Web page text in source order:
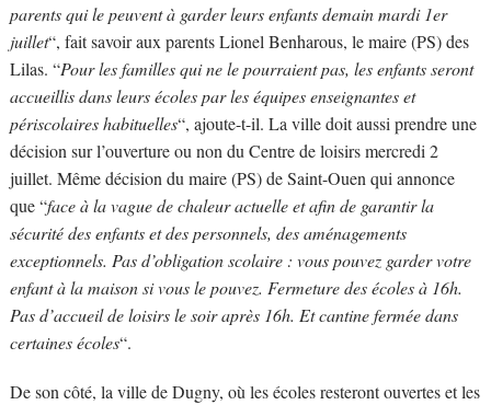
parents qui le peuvent à garder leurs enfants demain mardi 1er
juillet“, fait savoir aux parents Lionel Benharous, le maire (PS) des
Lilas. “Pour les familles qui ne le pourraient pas, les enfants seront
accueillis dans leurs écoles par les équipes enseignantes et
périscolaires habituelles“, ajoute-t-il. La ville doit aussi prendre une
décision sur l’ouverture ou non du Centre de loisirs mercredi 2
juillet. Même décision du maire (PS) de Saint-Ouen qui annonce
que “face à la vague de chaleur actuelle et afin de garantir la
sécurité des enfants et des personnels, des aménagements
exceptionnels. Pas d’obligation scolaire : vous pouvez garder votre
enfant à la maison si vous le pouvez. Fermeture des écoles à 16h.
Pas d’accueil de loisirs le soir après 16h. Et cantine fermée dans
certaines écoles“.
De son côté, la ville de Dugny, où les écoles resteront ouvertes et les